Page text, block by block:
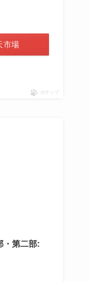
市場
ポチップ
・第二部: